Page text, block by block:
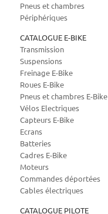
Pneus et chambres
Périphériques
CATALOGUE E-BIKE
Transmission
Suspensions
Freinage E-Bike
Roues E-Bike
Pneus et chambres E-Bike
Vélos Electriques
Capteurs E-Bike
Ecrans
Batteries
Cadres E-Bike
Moteurs
Commandes déportées
Cables électriques
CATALOGUE PILOTE